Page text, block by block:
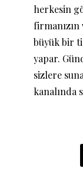
herkesin
büyük bir
yapar.
sizlere
kanalında